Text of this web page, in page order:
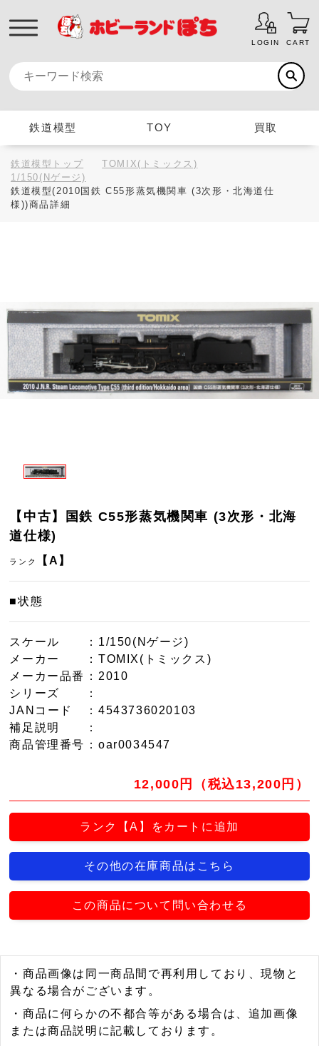
LOGIN CART
鉄道模型 TOY 買取
鉄道模型トップ
TOMIX(トミックス)
1/150(Nゲージ)
鉄道模型(2010国鉄 C55形蒸気機関車 (3次形・北海道仕
様))商品詳細
【中古】国鉄 C55形蒸気機関車 (3次形・北海
道仕様)
ランク 【A】
■状態
スケール
：1/150(Nゲージ)
メーカー
：TOMIX(トミックス)
メーカー品番
：2010
シリーズ
：
JANコード
：4543736020103
補足説明
：
商品管理番号 ：oar0034547
12,000円（税込13,200円）
ランク【A】をカートに追加
その他の在庫商品はこちら
この商品について問い合わせる
・商品画像は同一商品間で再利用しており、現物と
異なる場合がございます。
・商品に何らかの不都合等がある場合は、追加画像
または商品説明に記載しております。